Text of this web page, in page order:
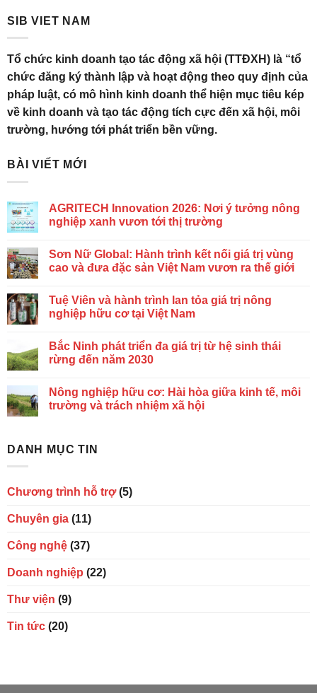
SIB VIET NAM
Tổ chức kinh doanh tạo tác động xã hội (TTĐXH) là “tổ
chức đăng ký thành lập và hoạt động theo quy định của
pháp luật, có mô hình kinh doanh thể hiện mục tiêu kép
về kinh doanh và tạo tác động tích cực đến xã hội, môi
trường, hướng tới phát triển bền vững.
BÀI VIẾT MỚI
AGRITECH Innovation 2026: Nơi ý tưởng nông
nghiệp xanh vươn tới thị trường
Sơn Nữ Global: Hành trình kết nối giá trị vùng
cao và đưa đặc sản Việt Nam vươn ra thế giới
Tuệ Viên và hành trình lan tỏa giá trị nông
nghiệp hữu cơ tại Việt Nam
Bắc Ninh phát triển đa giá trị từ hệ sinh thái
rừng đến năm 2030
Nông nghiệp hữu cơ: Hài hòa giữa kinh tế, môi
trường và trách nhiệm xã hội
DANH MỤC TIN
Chương trình hỗ trợ(5)
Chuyên gia (11)
Công nghệ (37)
Doanh nghiệp (22)
Thư viện (9)
Tin tức (20)